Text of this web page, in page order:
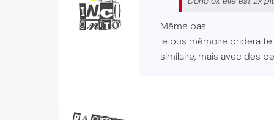
Même pas
le bus mémoire bridera
similaire, mais avec des